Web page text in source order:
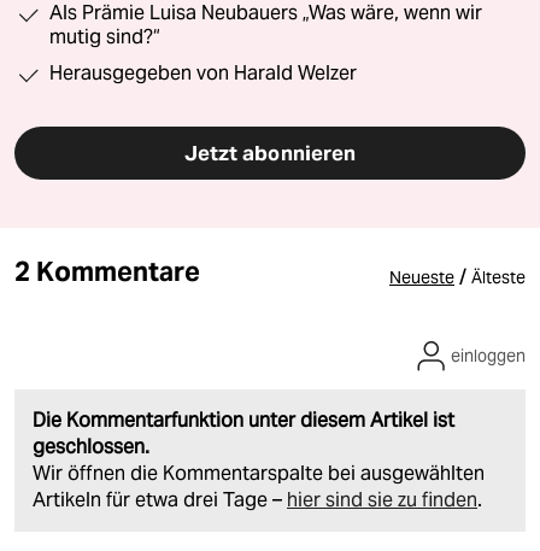
Als Prämie Luisa Neubauers „Was wäre, wenn wir
mutig sind?“
Herausgegeben von Harald Welzer
Jetzt abonnieren
2 Kommentare Neueste / Älteste
Die Kommentarfunktion unter diesem Artikel ist
geschlossen.
Wir öffnen die Kommentarspalte bei ausgewählten
Artikeln für etwa drei Tage – hier sind sie zu finden.
einloggen